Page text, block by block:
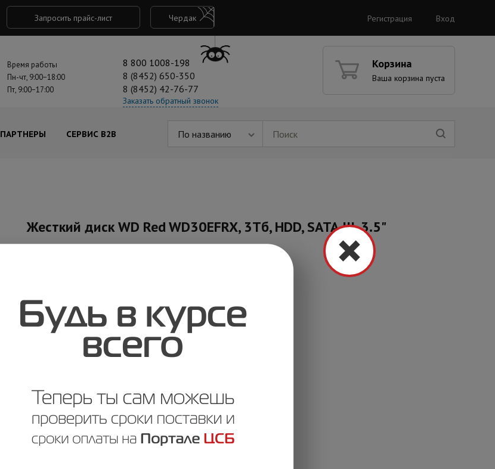
Запросить прайс-лист Чердак Регистрация Вход
Время работы
Пн-чт, 9:00−18:00
Пт, 9:00−17:00
8 800 1008-198
8 (8452) 650-350
8 (8452) 42-76-77
Заказать обратный звонок
Корзина
Ваша корзина пуста
ПАРТНЕРЫ СЕРВИС B2B По названию
Жесткий диск WD Red WD30EFRX, 3Тб, HDD, SATA III, 3.5"